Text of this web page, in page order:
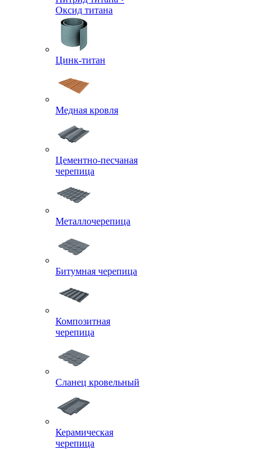
Оксид титана
Цинк-титан
Медная кровля
Цементно-песчаная
черепица
Металлочерепица
Битумная черепица
Композитная
черепица
Сланец кровельный
Керамическая
черепица